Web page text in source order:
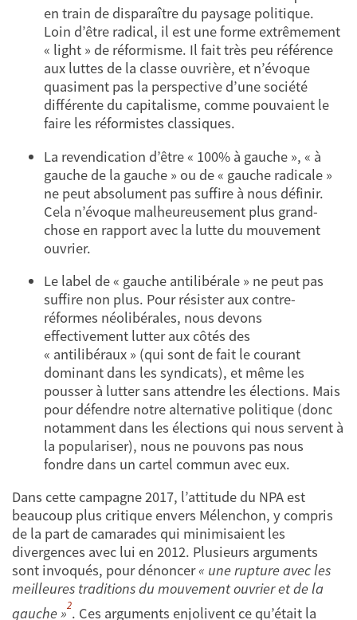
en train de disparaître du paysage politique.
Loin d’être radical, il est une forme extrêmement
« light » de réformisme. Il fait très peu référence
aux luttes de la classe ouvrière, et n’évoque
quasiment pas la perspective d’une société
différente du capitalisme, comme pouvaient le
faire les réformistes classiques.
La revendication d’être « 100% à gauche », « à
gauche de la gauche » ou de « gauche radicale »
ne peut absolument pas suffire à nous définir.
Cela n’évoque malheureusement plus grand-
chose en rapport avec la lutte du mouvement
ouvrier.
Le label de « gauche antilibérale » ne peut pas
suffire non plus. Pour résister aux contre-
réformes néolibérales, nous devons
effectivement lutter aux côtés des
« antilibéraux » (qui sont de fait le courant
dominant dans les syndicats), et même les
pousser à lutter sans attendre les élections. Mais
pour défendre notre alternative politique (donc
notamment dans les élections qui nous servent à
la populariser), nous ne pouvons pas nous
fondre dans un cartel commun avec eux.
Dans cette campagne 2017, l’attitude du NPA est
beaucoup plus critique envers Mélenchon, y compris
de la part de camarades qui minimisaient les
divergences avec lui en 2012. Plusieurs arguments
sont invoqués, pour dénoncer« une rupture avec les
meilleures traditions du mouvement ouvrier et de la
gauche »
2
. Ces arguments enjolivent ce qu’était la